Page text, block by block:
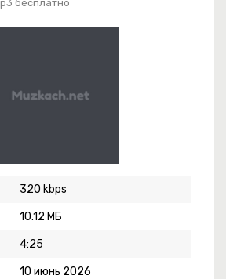
бесплатно
320 kbps
10.12 МБ
4:25
10 июнь 2026